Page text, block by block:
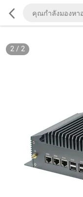
2/ 2